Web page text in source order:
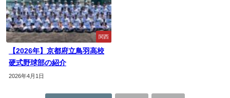
関西
【2026年】京都府立鳥羽高校
硬式野球部の紹介
2026年4月1日